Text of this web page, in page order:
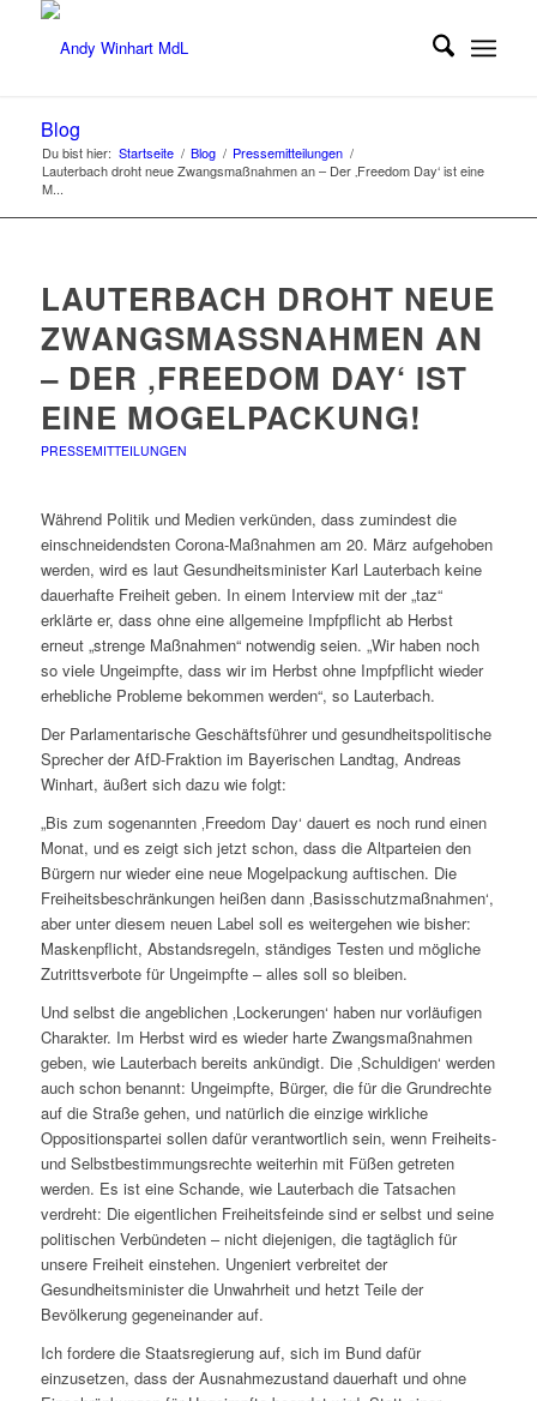
Blog
Du bist hier: Startseite / Blog / Pressemitteilungen /
Lauterbach droht neue Zwangsmaßnahmen an – Der ‚Freedom Day‘ ist eine
M...
LAUTERBACH DROHT NEUE
ZWANGSMASSNAHMEN AN –
DER ‚FREEDOM DAY‘ IST E
INE MOGELPACKUNG!
PRESSEMITTEILUNGEN
Während Politik und Medien verkünden, dass zumindest die
einschneidendsten Corona-Maßnahmen am 20. März aufgehoben
werden, wird es laut Gesundheitsminister Karl Lauterbach keine
dauerhafte Freiheit geben. In einem Interview mit der „taz“
erklärte er, dass ohne eine allgemeine Impfpflicht ab Herbst
erneut „strenge Maßnahmen“ notwendig seien. „Wir haben noch
so viele Ungeimpfte, dass wir im Herbst ohne Impfpflicht wieder
erhebliche Probleme bekommen werden“, so Lauterbach.
Der Parlamentarische Geschäftsführer und gesundheitspolitische
Sprecher der AfD-Fraktion im Bayerischen Landtag, Andreas
Winhart, äußert sich dazu wie folgt:
„Bis zum sogenannten ‚Freedom Day‘ dauert es noch rund einen
Monat, und es zeigt sich jetzt schon, dass die Altparteien den
Bürgern nur wieder eine neue Mogelpackung auftischen. Die
Freiheitsbeschränkungen heißen dann ‚Basisschutzmaßnahmen‘,
aber unter diesem neuen Label soll es weitergehen wie bisher:
Maskenpflicht, Abstandsregeln, ständiges Testen und mögliche
Zutrittsverbote für Ungeimpfte – alles soll so bleiben.
Und selbst die angeblichen ‚Lockerungen‘ haben nur vorläufigen
Charakter. Im Herbst wird es wieder harte Zwangsmaßnahmen
geben, wie Lauterbach bereits ankündigt. Die ‚Schuldigen‘ werden
auch schon benannt: Ungeimpfte, Bürger, die für die Grundrechte
auf die Straße gehen, und natürlich die einzige wirkliche
Oppositionspartei sollen dafür verantwortlich sein, wenn Freiheits-
und Selbstbestimmungsrechte weiterhin mit Füßen getreten
werden. Es ist eine Schande, wie Lauterbach die Tatsachen
verdreht: Die eigentlichen Freiheitsfeinde sind er selbst und seine
politischen Verbündeten – nicht diejenigen, die tagtäglich für
unsere Freiheit einstehen. Ungeniert verbreitet der
Gesundheitsminister die Unwahrheit und hetzt Teile der
Bevölkerung gegeneinander auf.
Ich fordere die Staatsregierung auf, sich im Bund dafür
einzusetzen, dass der Ausnahmezustand dauerhaft und ohne